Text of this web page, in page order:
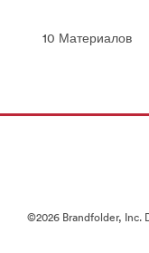
10 Материалов
©2026 Brandfolder, Inc.